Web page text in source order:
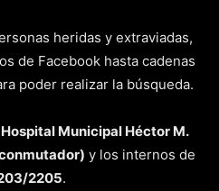
heridas y extraviadas,
de Facebook hasta cadenas
poder realizar la búsqueda.
Hospital Municipal Héctor M.
y los internos de
2205.